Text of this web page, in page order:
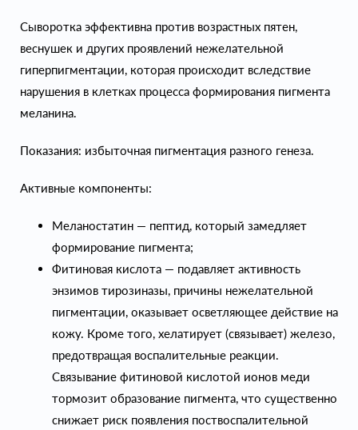
Сыворотка эффективна против возрастных пятен,
веснушек и других проявлений нежелательной
гиперпигментации, которая происходит вследствие
нарушения в клетках процесса формирования пигмента
меланина.
Показания: избыточная пигментация разного генеза.
Активные компоненты:
Меланостатин — пептид, который замедляет
формирование пигмента;
Фитиновая кислота — подавляет активность
энзимов тирозиназы, причины нежелательной
пигментации, оказывает осветляющее действие на
кожу. Кроме того, хелатирует (связывает) железо,
предотвращая воспалительные реакции.
Связывание фитиновой кислотой ионов меди
тормозит образование пигмента, что существенно
снижает риск появления поствоспалительной